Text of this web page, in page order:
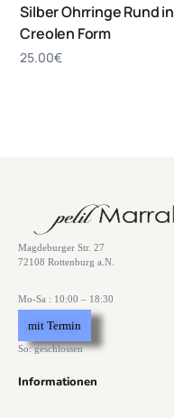
Silber Ohrringe Rund in
Creolen Form
25.00€
Magdeburger Str. 27
72108 Rottenburg a.N.
Mo-Sa : 10:00 – 18:30
mit Termin
So: geschlossen
Informationen